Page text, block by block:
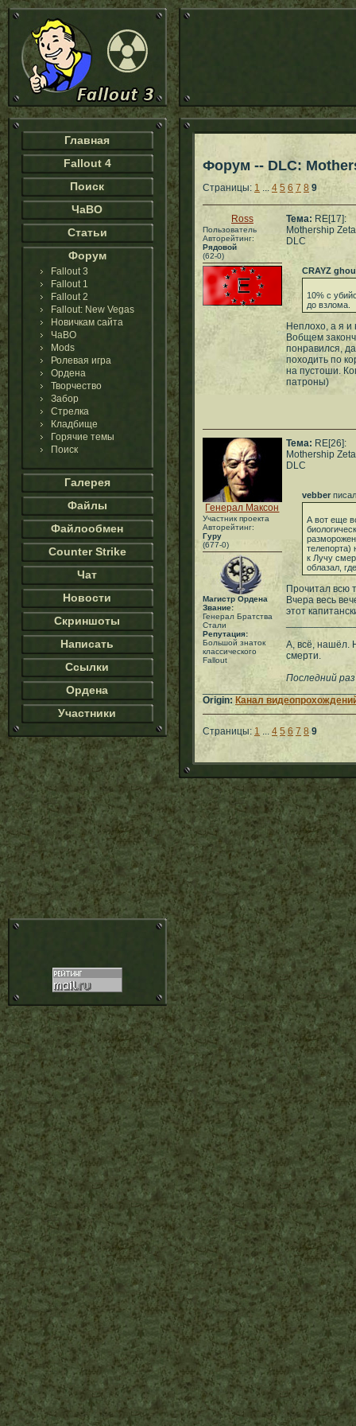
Главная
Fallout 4
Поиск
ЧаВО
Статьи
Форум
Fallout 3
Fallout 1
Fallout 2
Fallout: New Vegas
Новичкам сайта
ЧаВО
Mods
Ролевая игра
Ордена
Творчество
Забор
Стрелка
Кладбище
Горячие темы
Поиск
Галерея
Файлы
Файлообмен
Counter Strike
Чат
Новости
Скриншоты
Написать
Ссылки
Ордена
Участники
Форум -- DLC:
Страницы: 1 ... 4 5 6 7 8 9
Ross
Пользователь
Авторейтинг:
Рядовой
(62-0)
Тема: RE[17]:
Mothership
DLC
CRAYZ
10% с
до взлома.
Неплохо, а я и
Вобщем
понравился,
походить по
на пустоши.
патроны)
Генерал Максон
Участник проекта
Авторейтинг:
Гуру
(677-0)
Магистр Ордена
Звание:
Генерал Братства
Стали
Репутация:
Большой знаток
классического
Fallout
Тема: RE[26]:
Mothership
DLC
vebber
А вот еще
телепорта)
к Лучу
облазал,
Прочитал всю
Вчера весь
этот
А, всё, нашёл.
смерти.
Последний
Origin: Канал
Страницы: 1 ... 4 5 6 7 8 9